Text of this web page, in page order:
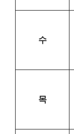
수
목